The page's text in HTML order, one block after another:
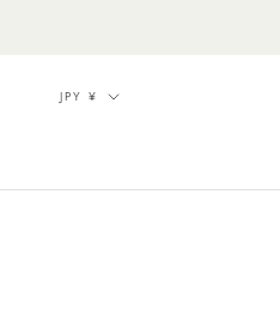
Currency
JPY ¥